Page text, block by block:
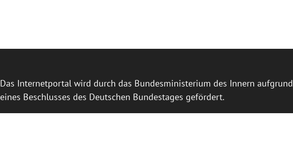
Das Internetportal wird durch das Bundesministerium des Innern aufgrund
eines Beschlusses des Deutschen Bundestages gefördert.